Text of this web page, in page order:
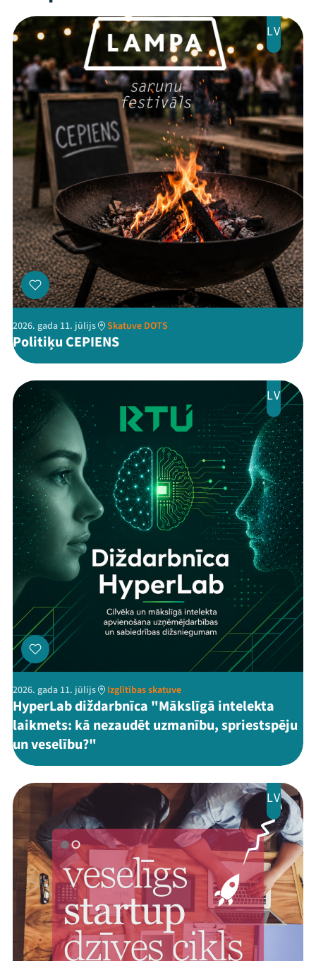
Jaunumi
Ziedo
Veikals
Kontakti
ThreadsFacebookYoutube Instagram
Flick TikTok
LV
2026. gada 11. jūlijs Skatuve DOTS
Politiķu CEPIENS
LV
2026. gada 11. jūlijs Izglītības skatuve
HyperLab diždarbnīca "Mākslīgā intelekta
laikmets: kā nezaudēt uzmanību, spriestspēju
un veselību?"
LV